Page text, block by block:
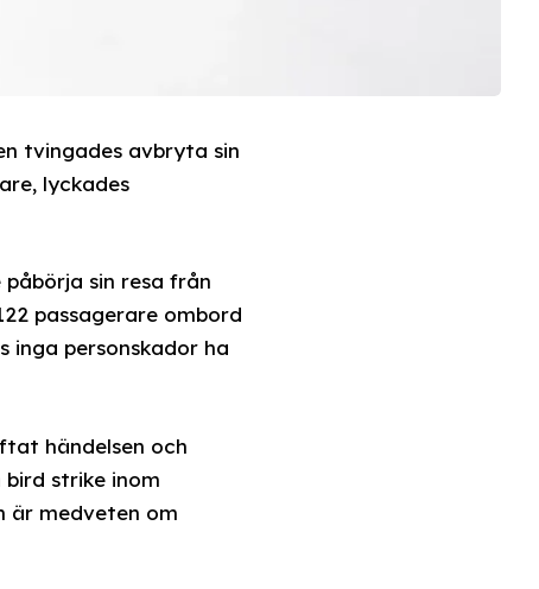
tvingades avbryta sin
lyckades
sin resa från
passagerare ombord
personskador ha
händelsen och
strike inom
är medveten om